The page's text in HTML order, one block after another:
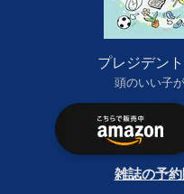
プレジデン
頭のいい子
雑誌の予